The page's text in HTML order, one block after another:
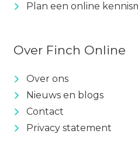
Plan een online
Over Finch Online
Over ons
Nieuws en blogs
Contact
Privacy statement